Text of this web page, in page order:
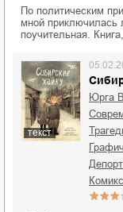
По политическим
мной приключилась
поучительная.
текст
Юрга